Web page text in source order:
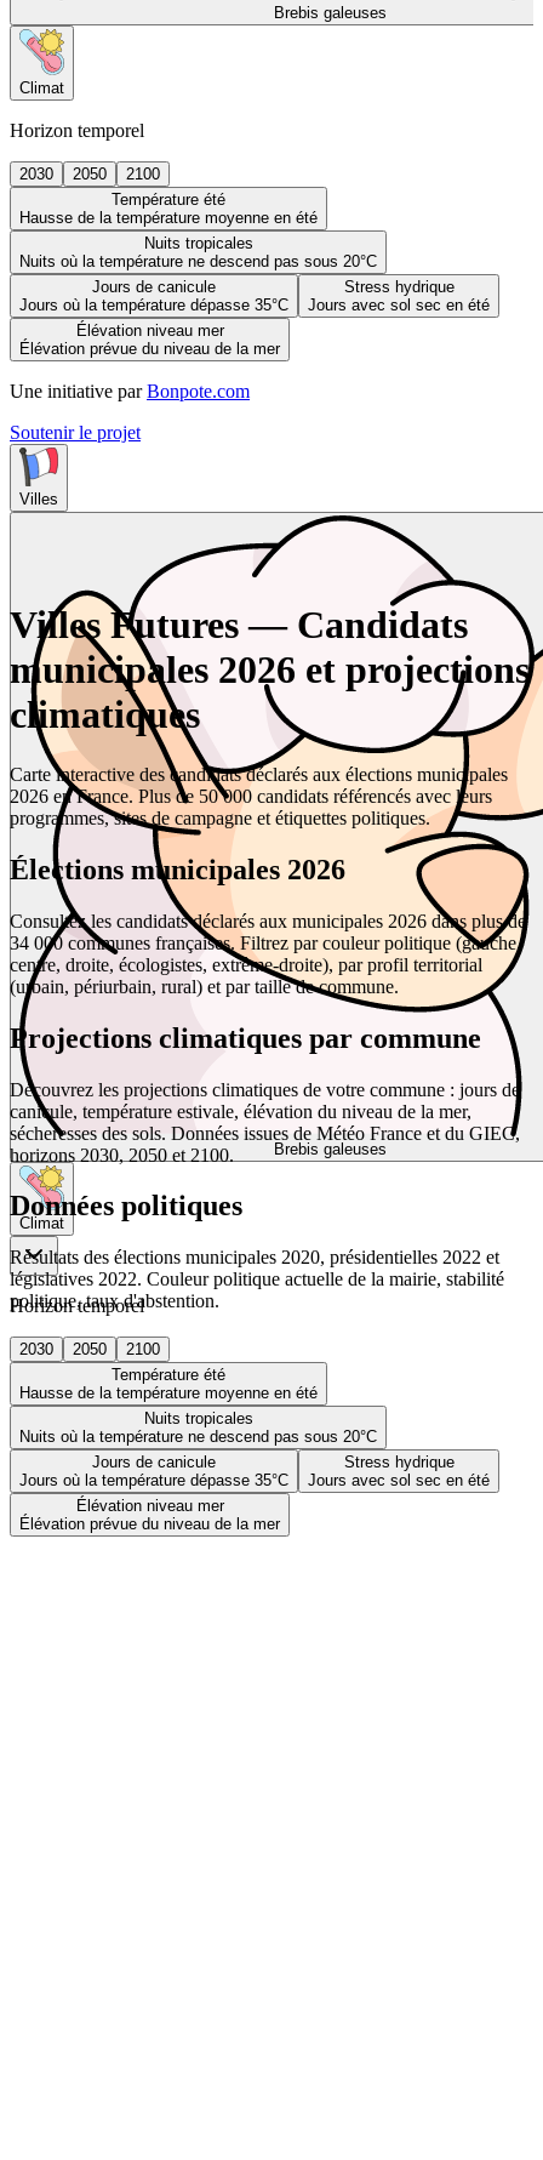
Brebis galeuses
Climat
Horizon temporel
2030 2050
2100
Température été
Hausse de la température moyenne en été
Nuits tropicales
Nuits où la température ne descend pas sous 20°C
Jours de canicule
Jours où la température dépasse 35°C
Stress hydrique
Jours avec sol sec en été
Élévation niveau mer
Élévation prévue du niveau de la mer
Une initiative par Bonpote.com
Soutenir le projet
Villes
Brebis galeuses
Climat
Horizon temporel
2030 2050
2100
Température été
Hausse de la température moyenne en été
Nuits tropicales
Nuits où la température ne descend pas sous 20°C
Jours de canicule
Jours où la température dépasse 35°C
Stress hydrique
Jours avec sol sec en été
Élévation niveau mer
Élévation prévue du niveau de la mer
Villes Futures — Candidats
municipales 2026 et projections
climatiques
Carte interactive des candidats déclarés aux élections municipales
2026 en France. Plus de 50 000 candidats référencés avec leurs
programmes, sites de campagne et étiquettes politiques.
Élections municipales 2026
Consultez les candidats déclarés aux municipales 2026 dans plus de
34 000 communes françaises. Filtrez par couleur politique (gauche,
centre, droite, écologistes, extrême-droite), par profil territorial
(urbain, périurbain, rural) et par taille de commune.
Projections climatiques par commune
Découvrez les projections climatiques de votre commune : jours de
canicule, température estivale, élévation du niveau de la mer,
sécheresses des sols. Données issues de Météo France et du GIEC,
horizons 2030, 2050 et 2100.
Données politiques
Résultats des élections municipales 2020, présidentielles 2022 et
législatives 2022. Couleur politique actuelle de la mairie, stabilité
politique, taux d'abstention.